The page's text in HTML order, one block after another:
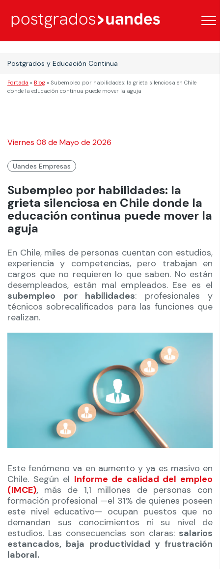
Postgrados y Educación Continua
Portada » Blog » Subempleo por habilidades: la grieta silenciosa en Chile
donde la educación continua puede mover la aguja
Viernes 08 de Mayo de 2026
Uandes Empresas
Subempleo por habilidades: la
grieta silenciosa en Chile donde la
educación continua puede mover la
aguja
En Chile, miles de personas cuentan con estudios,
experiencia y competencias, pero trabajan en
cargos que no requieren lo que saben. No están
desempleados, están mal empleados. Ese es el
subempleo por habilidades: profesionales y
técnicos sobrecalificados para las funciones que
realizan.
Este fenómeno va en aumento y ya es masivo en
Chile. Según el Informe de calidad del empleo
(IMCE), más de 1,1 millones de personas con
formación profesional —el 31% de quienes poseen
este nivel educativo— ocupan puestos que no
demandan sus conocimientos ni su nivel de
estudios. Las consecuencias son claras: salarios
estancados, baja productividad y frustración
laboral.